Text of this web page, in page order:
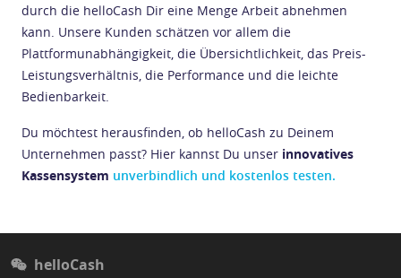
durch die helloCash Dir eine Menge Arbeit abnehmen
kann. Unsere Kunden schätzen vor allem die
Plattformunabhängigkeit, die Übersichtlichkeit, das Preis-
Leistungsverhältnis, die Performance und die leichte
Bedienbarkeit.
Du möchtest herausfinden, ob helloCash zu Deinem
Unternehmen passt? Hier kannst Du unser innovatives
Kassensystem unverbindlich und kostenlos testen.
helloCash